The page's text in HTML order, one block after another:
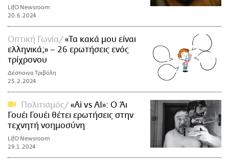
LifO Newsroom
20.6.2024
Οπτική Γωνία
«Τα κακά μου είναι
ελληνικά;» – 26 ερωτήσεις ενός
τρίχρονου
Δέσποινα Τριβόλη
25.2.2024
Πολιτισμός
«Ai vs AI»: Ο Άι
Γουέι Γουέι θέτει ερωτήσεις στην
τεχνητή νοημοσύνη
LifO Newsroom
29.1.2024